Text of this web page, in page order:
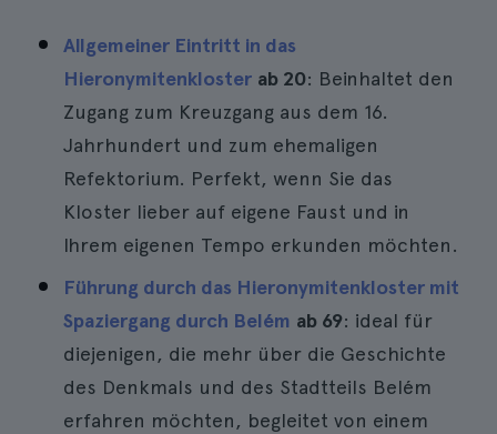
Allgemeiner Eintritt in das
Hieronymitenkloster ab 20: Beinhaltet den
Zugang zum Kreuzgang aus dem 16.
Jahrhundert und zum ehemaligen
Refektorium. Perfekt, wenn Sie das
Kloster lieber auf eigene Faust und in
Ihrem eigenen Tempo erkunden möchten.
Führung durch das Hieronymitenkloster mit
Spaziergang durch Belém ab 69: ideal für
diejenigen, die mehr über die Geschichte
des Denkmals und des Stadtteils Belém
erfahren möchten, begleitet von einem